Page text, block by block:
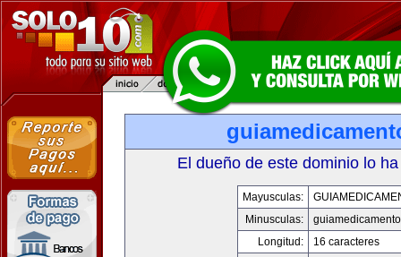
El dueño de este dominio lo
Mayusculas:
Minusculas:
Longitud:
16 caracteres